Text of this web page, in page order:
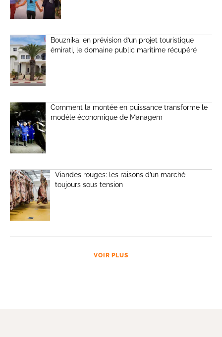
Bouznika: en prévision d’un projet touristique
émirati, le domaine public maritime récupéré
Comment la montée en puissance transforme le
modèle économique de Managem
Viandes rouges: les raisons d’un marché
toujours sous tension
VOIR PLUS